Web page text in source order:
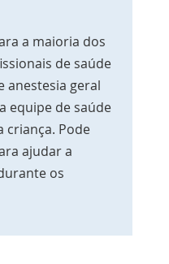
a maioria dos
de saúde
anestesia geral
equipe de saúde
criança. Pode
ajudar a
os